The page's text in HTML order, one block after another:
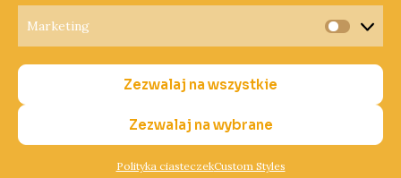
Marketing
Zezwalaj na wszystkie
Zezwalaj na wybrane
Polityka ciasteczekCustom Styles
Polityka Cookies